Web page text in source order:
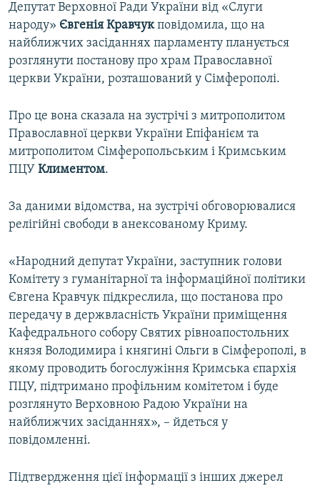
Усі сайти RFE/RL
Депутат Верховної Ради України від «Слуги
народу» Євгенія Кравчукповідомила, що на
найближчих засіданнях парламенту планується
розглянути постанову про храм Православної
церкви України, розташований у Сімферополі.
Про це вона сказала на зустрічі з митрополитом
Православної церкви України Епіфанієм та
митрополитом Сімферопольським і Кримським
ПЦУ Климентом.
За даними відомства, на зустрічі обговорювалися
релігійні свободи в анексованому Криму.
«Народний депутат України, заступник голови
Комітету з гуманітарної та інформаційної політики
Євгена Кравчук підкреслила, що постанова про
передачу в держвласність України приміщення
Кафедрального собору Святих рівноапостольних
князя Володимира і княгині Ольги в Сімферополі, в
якому проводить богослужіння Кримська єпархія
ПЦУ, підтримано профільним комітетом і буде
розглянуто Верховною Радою України на
найближчих засіданнях», – йдеться у
повідомленні.
Підтвердження цієї інформації з інших джерел